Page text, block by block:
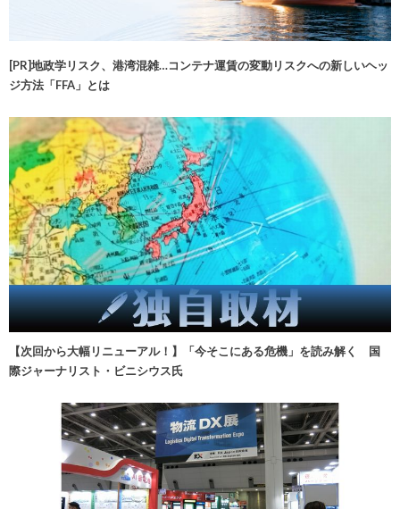
[PR]地政学リスク、港湾混雑…コンテナ運賃の変動リスクへの新しいヘッ
ジ方法「FFA」とは
【次回から大幅リニューアル！】「今そこにある危機」を読み解く 国
際ジャーナリスト・ビニシウス氏